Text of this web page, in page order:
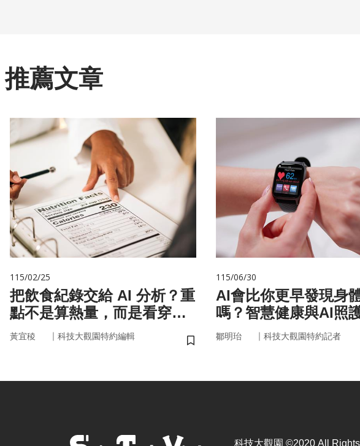
推薦文章
115/02/25
把飲食紀錄交給 AI 分析？重
點不是算熱量，而是看穿你
的「飲食習慣」
黃宜稜 ｜ 科技大觀園特約編輯
儲存書籤
115/06/30
AI會比你更早發現身
嗎？智慧健康與AI照
來
鄒明珆 ｜ 科技大觀園特約記者
科技大觀園 ©2020 All